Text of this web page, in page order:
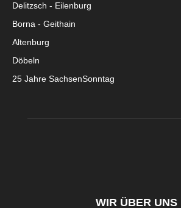
Delitzsch - Eilenburg
Borna - Geithain
Altenburg
Döbeln
25 Jahre SachsenSonntag
WIR ÜBER UNS